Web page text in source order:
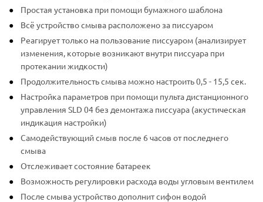
Простая установка при помощи бумажного шаблона
Всё устройство смыва расположено за писсуаром
Реагирует только на пользование писсуаром (анализирует
изменения, которые возникают внутри писсуара при
протекании жидкости)
Продолжительность смыва можно настроить 0,5 - 15,5 сек.
Настройка параметров при помощи пульта дистанционного
управления SLD 04 без демонтажа писсуара (акустическая
индикация настройки)
Самодействующий смыв после 6 часов от последнего
смыва
Отслеживает состояние батареек
Возможность регулировки расхода воды угловым вентилем
После смыва устройство дополнит сифон водой